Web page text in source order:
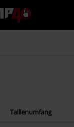
EMP
Merchandise
-
Taillenumfang